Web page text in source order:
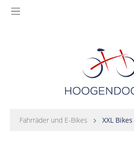
Fahrräder und E-Bikes XXL